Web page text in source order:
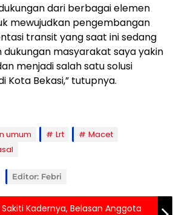
dari berbagai elemen
mewujudkan pengembangan
transit yang saat ini sedang
dukungan masyarakat saya yakin
menjadi salah satu solusi
Kota Bekasi,” tutupnya.
umum Lrt
Macet
Editor: Febri
Sakiti Kadernya, Belasan Anggota